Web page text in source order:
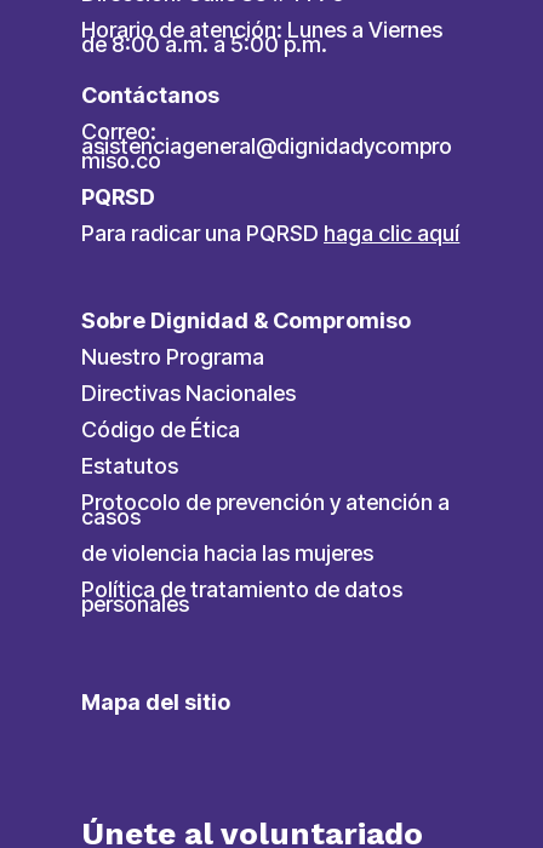
Horario de atención: Lunes a Viernes
de 8:00 a.m. a 5:00 p.m.
Contáctanos
Correo:
asistenciageneral@dignidadycompro
miso.co
PQRSD
Para radicar una PQRSD haga clic aquí
Sobre Dignidad & Compromiso
Nuestro Programa
Directivas Nacionales
Código de Ética
Estatutos
Protocolo de prevención y atención a
casos
de violencia hacia las mujeres
Política de tratamiento de datos
personales
Mapa del sitio
Únete al voluntariado